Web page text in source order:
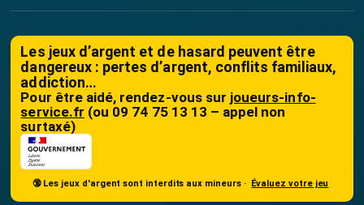
Les jeux d’argent et de hasard peuvent être
dangereux : pertes d’argent, conflits familiaux,
addiction…
Pour être aidé, rendez-vous sur joueurs-info-
service.fr (ou 09 74 75 13 13 – appel non
surtaxé)
🔞 Les jeux d'argent sont interdits aux mineurs · Évaluez votre jeu